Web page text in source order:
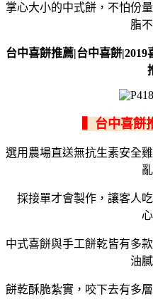
掌心大小的中式餅，不怕份
脂
台中喜餅推薦|台中喜餅
▍台中喜餅
選用農場直送無抗生素安全
採接單才會製作，讓客人
心
中式喜餅與手工餅乾皆有多
油
餅乾酥脆紮實，咬下去有多